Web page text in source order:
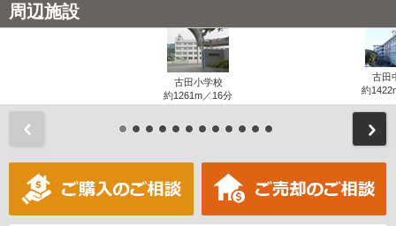
周辺施設
古田小学校
約1261m／16分
古田
約